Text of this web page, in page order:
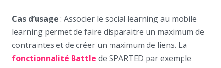
Cas d’usage: Associer le social learning au mobile
learning permet de faire disparaitre un maximum de
contraintes et de créer un maximum de liens. La
fonctionnalité Battle de SPARTED par exemple